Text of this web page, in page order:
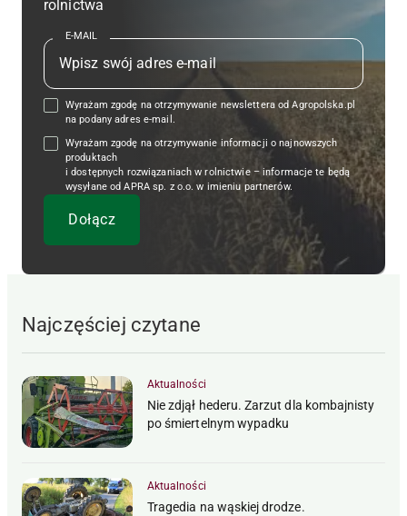
rolnictwa
E-MAIL
Wyrażam zgodę na otrzymywanie newslettera od Agropolska.pl
na podany adres e-mail.
Wyrażam zgodę na otrzymywanie informacji o najnowszych
produktach
i dostępnych rozwiązaniach w rolnictwie – informacje te będą
wysyłane od APRA sp. z o.o. w imieniu partnerów.
Najczęściej czytane
Aktualności
Nie zdjął hederu. Zarzut dla kombajnisty
po śmiertelnym wypadku
Aktualności
Tragedia na wąskiej drodze.